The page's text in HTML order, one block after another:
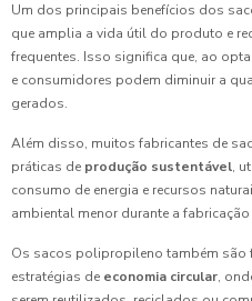
Um dos principais benefícios dos
que amplia a vida útil do produto e
frequentes. Isso significa que, ao
e consumidores podem diminuir a
gerados.
Além disso, muitos fabricantes de
práticas de produção sustentável,
consumo de energia e recursos
ambiental menor durante a
Os sacos polipropileno também são
estratégias de economia circular,